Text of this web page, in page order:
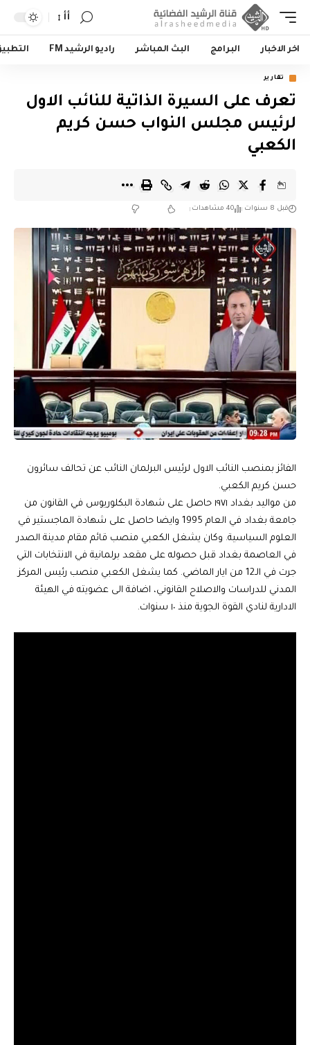
أأ
اخر الاخبار البرامج البث المباشر راديو الرشيد FM
تقارير
تعرف على السيرة الذاتية للنائب الاول
لرئيس مجلس النواب حسن كريم
الكعبي
قبل 8 سنوات 40 مشاهدات
الفائز بمنصب النائب الاول لرئيس البرلمان النائب عن تحالف سائرون
حسن كريم الكعبي.
من مواليد بغداد ١٩٧١ حاصل على شهادة البكلوريوس في القانون من
جامعة بغداد في العام 1995 وايضا حاصل على شهادة الماجستير في
العلوم السياسية. وكان يشغل الكعبي منصب قائم مقام مدينة الصدر
في العاصمة بغداد قبل حصوله على مقعد برلمانية في الانتخابات التي
جرت في الـ12 من ايار الماضي. كما يشغل الكعبي منصب رئيس المركز
المدني للدراسات والاصلاح القانوني، اضافة الى عضويته في الهيئة
الادارية لنادي القوة الجوية منذ ١٠ سنوات.